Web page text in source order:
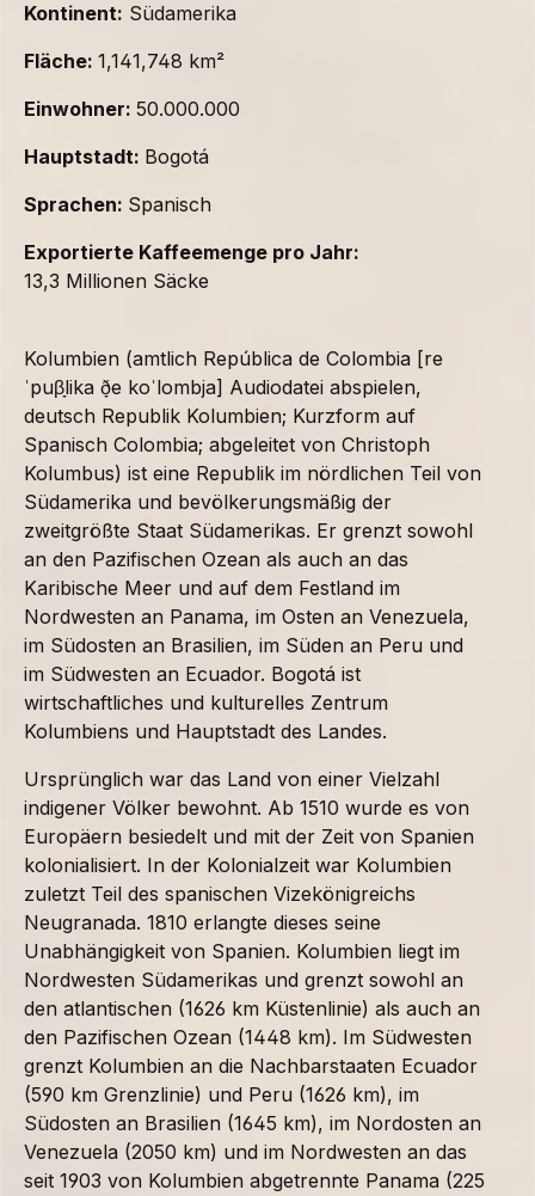
Kontinent: Südamerika
Fläche: 1,141,748 km²
Einwohner: 50.000.000
Hauptstadt: Bogotá
Sprachen: Spanisch
Exportierte Kaffeemenge pro Jahr:
13,3 Millionen Säcke
Kolumbien (amtlich República de Colombia [re
ˈpuβ̞lika ð̞e koˈlombja] Audiodatei abspielen,
deutsch Republik Kolumbien; Kurzform auf
Spanisch Colombia; abgeleitet von Christoph
Kolumbus) ist eine Republik im nördlichen Teil von
Südamerika und bevölkerungsmäßig der
zweitgrößte Staat Südamerikas. Er grenzt sowohl
an den Pazifischen Ozean als auch an das
Karibische Meer und auf dem Festland im
Nordwesten an Panama, im Osten an Venezuela,
im Südosten an Brasilien, im Süden an Peru und
im Südwesten an Ecuador. Bogotá ist
wirtschaftliches und kulturelles Zentrum
Kolumbiens und Hauptstadt des Landes.
Ursprünglich war das Land von einer Vielzahl
indigener Völker bewohnt. Ab 1510 wurde es von
Europäern besiedelt und mit der Zeit von Spanien
kolonialisiert. In der Kolonialzeit war Kolumbien
zuletzt Teil des spanischen Vizekönigreichs
Neugranada. 1810 erlangte dieses seine
Unabhängigkeit von Spanien. Kolumbien liegt im
Nordwesten Südamerikas und grenzt sowohl an
den atlantischen (1626 km Küstenlinie) als auch an
den Pazifischen Ozean (1448 km). Im Südwesten
grenzt Kolumbien an die Nachbarstaaten Ecuador
(590 km Grenzlinie) und Peru (1626 km), im
Südosten an Brasilien (1645 km), im Nordosten an
Venezuela (2050 km) und im Nordwesten an das
seit 1903 von Kolumbien abgetrennte Panama (225